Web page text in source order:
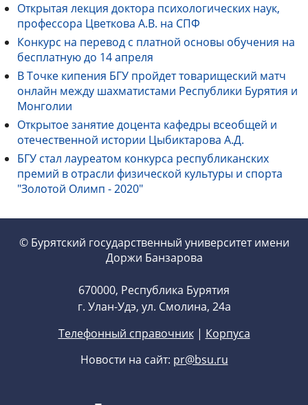
Открытая лекция доктора психологических наук,
профессора Цветкова А.В. на СПФ
Конкурс на перевод с платной основы обучения на
бесплатную до 14 апреля
В Точке кипения БГУ пройдет товарищеский матч
онлайн между шахматистами Республики Бурятия и
Монголии
Открытое занятие доцента кафедры всеобщей и
отечественной истории Цыбиктарова А.Д.
БГУ стал лауреатом конкурса республиканских
премий в отрасли физической культуры и спорта
"Золотой Олимп - 2020"
© Бурятский государственный университет имени
Доржи Банзарова
670000, Республика Бурятия
г. Улан-Удэ, ул. Смолина, 24а
Телефонный справочник| Корпуса
Новости на сайт: pr@bsu.ru